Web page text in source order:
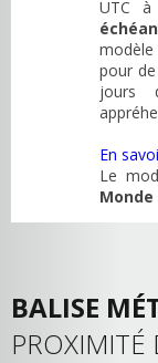
UTC
modèle
pour
jours
En
Le
Monde
BALISE
PROXIMITÉ